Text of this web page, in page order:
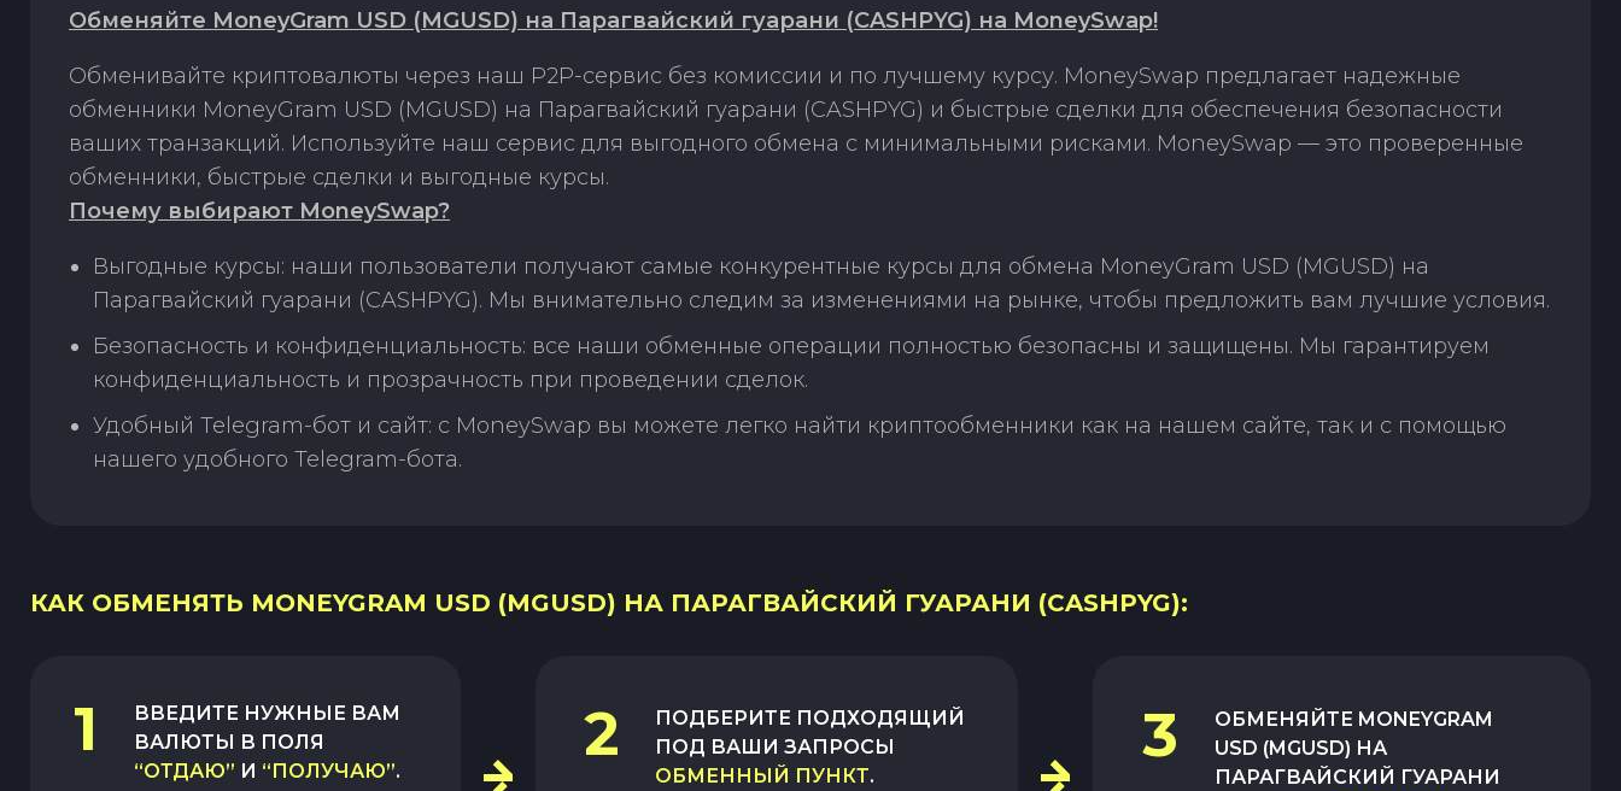
Обменяйте MoneyGram USD (MGUSD) на Парагвайский гуарани (CASHPYG) на MoneySwap!
Обменивайте криптовалюты через наш P2P-сервис без комиссии и по лучшему курсу. MoneySwap предлагает надежные
обменники MoneyGram USD (MGUSD) на Парагвайский гуарани (CASHPYG) и быстрые сделки для обеспечения безопасности
ваших транзакций. Используйте наш сервис для выгодного обмена с минимальными рисками. MoneySwap — это проверенные
обменники, быстрые сделки и выгодные курсы.
Почему выбирают MoneySwap?
Выгодные курсы: наши пользователи получают самые конкурентные курсы для обмена MoneyGram USD (MGUSD) на
Парагвайский гуарани (CASHPYG). Мы внимательно следим за изменениями на рынке, чтобы предложить вам лучшие условия.
Безопасность и конфиденциальность: все наши обменные операции полностью безопасны и защищены. Мы гарантируем
конфиденциальность и прозрачность при проведении сделок.
Удобный Telegram-бот и сайт: с MoneySwap вы можете легко найти криптообменники как на нашем сайте, так и с помощью
нашего удобного Telegram-бота.
КАК ОБМЕНЯТЬ MONEYGRAM USD (MGUSD) НА ПАРАГВАЙСКИЙ ГУАРАНИ (CASHPYG):
1
ВВЕДИТЕ НУЖНЫЕ ВАМ
ВАЛЮТЫ В ПОЛЯ
“ОТДАЮ” И “ПОЛУЧАЮ”.
2
ПОДБЕРИТЕ ПОДХОДЯЩИЙ
ПОД ВАШИ ЗАПРОСЫ
ОБМЕННЫЙ ПУНКТ.
3 ОБМЕНЯЙТЕ MONEYGRAM
USD (MGUSD) НА
ПАРАГВАЙСКИЙ ГУАРАНИ